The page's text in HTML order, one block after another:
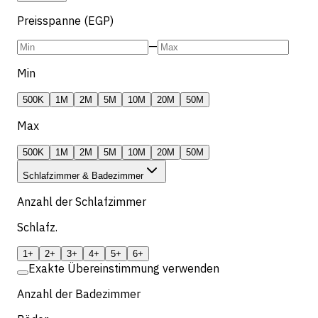
Preisspanne (EGP)
—
Min
500K 1M 2M 5M 10M 20M 50M
Max
500K 1M 2M 5M 10M 20M 50M
Schlafzimmer & Badezimmer
Anzahl der Schlafzimmer
Schlafz.
1+ 2+ 3+ 4+ 5+ 6+
Exakte Übereinstimmung verwenden
Anzahl der Badezimmer